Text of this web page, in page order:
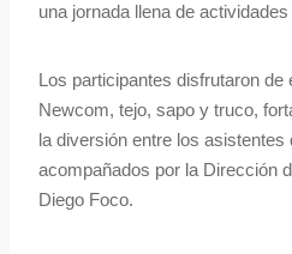
una jornada llena de
Los participantes disfrutaron
Newcom, tejo, sapo y truco,
la diversión entre los asistentes
acompañados por la Dirección
Diego Foco.